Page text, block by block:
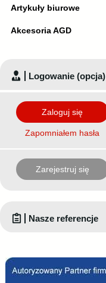
Artykuły biurowe
Akcesoria AGD
Logowanie (opcja)
Zaloguj się
Zapomniałem hasła
Zarejestruj się
Nasze referencje